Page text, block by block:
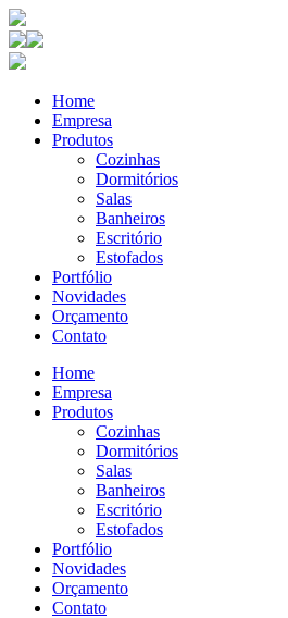
Home
Empresa
Produtos
Cozinhas
Dormitórios
Salas
Banheiros
Escritório
Estofados
Portfólio
Novidades
Orçamento
Contato
Home
Empresa
Produtos
Cozinhas
Dormitórios
Salas
Banheiros
Escritório
Estofados
Portfólio
Novidades
Orçamento
Contato